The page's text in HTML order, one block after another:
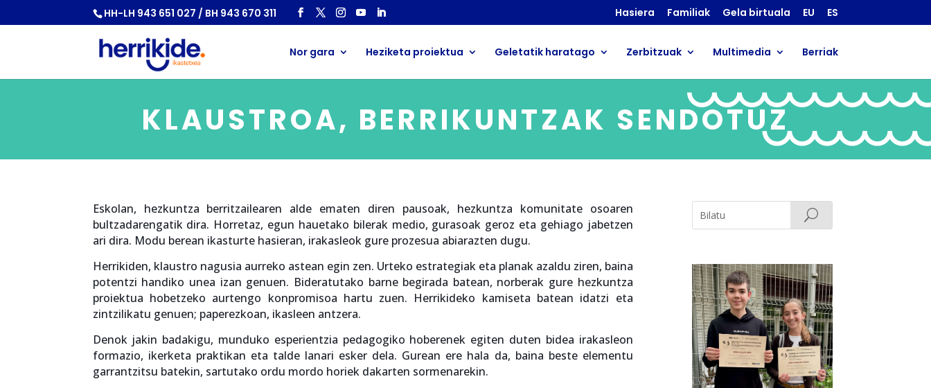
HH-LH 943 651 027 / BH 943 670 311 Hasiera Familiak Gela birtuala EU ES
Nor gara Heziketa proiektua Geletatik haratago Zerbitzuak Multimedia Berriak
KLAUSTROA, BERRIKUNTZAK SENDOTUZ
Eskolan, hezkuntza berritzailearen alde ematen diren pausoak, hezkuntza komunitate osoaren
bultzadarengatik dira. Horretaz, egun hauetako bilerak medio, gurasoak geroz eta gehiago jabetzen
ari dira. Modu berean ikasturte hasieran, irakasleok gure prozesua abiarazten dugu.
Herrikiden, klaustro nagusia aurreko astean egin zen. Urteko estrategiak eta planak azaldu ziren, baina
potentzi handiko unea izan genuen. Bideratutako barne begirada batean, norberak gure hezkuntza
proiektua hobetzeko aurtengo konpromisoa hartu zuen. Herrikideko kamiseta batean idatzi eta
zintzilikatu genuen; paperezkoan, ikasleen antzera.
Denok jakin badakigu, munduko esperientzia pedagogiko hoberenek egiten duten bidea irakasleon
formazio, ikerketa praktikan eta talde lanari esker dela. Gurean ere hala da, baina beste elementu
garrantzitsu batekin, sartutako ordu mordo horiek dakarten sormenarekin.